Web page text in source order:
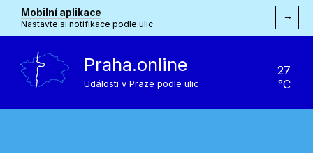
Mobilní aplikace
Nastavte si notifikace podle ulic
→
Praha.online
Události v Praze podle ulic
27
°C